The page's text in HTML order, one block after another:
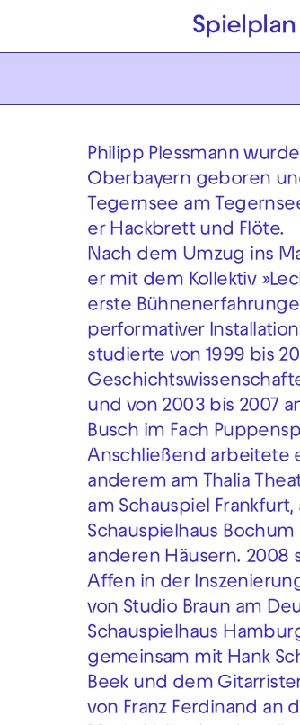
Zum Hauptinhalt
Spielplan
Philipp Plessmann
Oberbayern geboren
Tegernsee am
er Hackbrett und Flöte.
Nach dem Umzug ins
er mit dem Kollektiv
erste
performativer Installation
studierte von 1999 bis
und von 2003 bis 2007
Busch im Fach
Anschließend arbeitete
anderem am Thalia
am Schauspiel Frankfurt,
Schauspielhaus
anderen Häusern. 2008
Affen in der
von Studio Braun am
Schauspielhaus
gemeinsam mit Hank
Beek und dem
von Franz Ferdinand an